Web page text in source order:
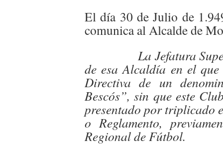
El día 30 de Julio de
comunica al Alcalde de
La Jefatura
de esa Alcaldía en el
Directiva de un
Bescós”, sin que este
presentado por triplicado
o Reglamento,
Regional de Fútbol.